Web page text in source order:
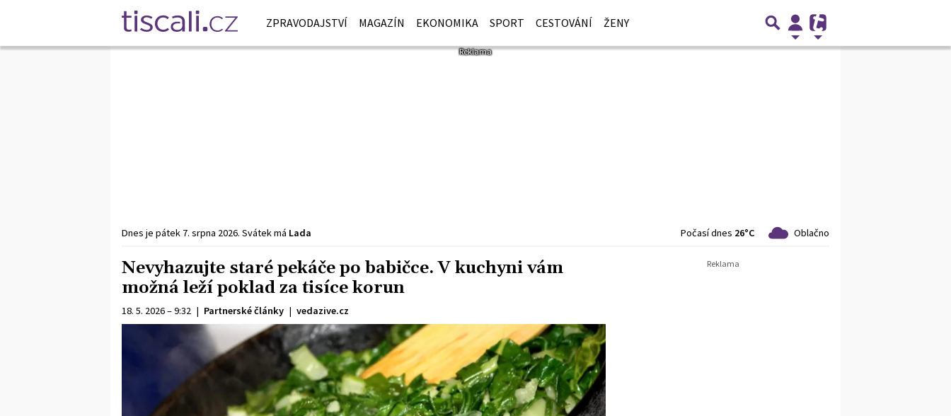
ZPRAVODAJSTVÍ MAGAZÍN EKONOMIKA SPORT CESTOVÁNÍ ŽENY
Dnes je pátek 7. srpna 2026. Svátek má Lada Počasí dnes 26°C Oblačno
Nevyhazujte staré pekáče po babičce. V kuchyni vám
možná leží poklad za tisíce korun
18. 5. 2026 – 9:32 | Partnerské články | vedazive.cz